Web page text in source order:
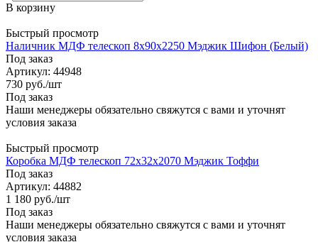
В корзину
Быстрый просмотр
Наличник МДФ телескоп 8х90х2250 Мэджик Шифон (Белый)
Под заказ
Артикул: 44948
730 руб./шт
Под заказ
Наши менеджеры обязательно свяжутся с вами и уточнят
условия заказа
Быстрый просмотр
Коробка МДФ телескоп 72х32х2070 Мэджик Тоффи
Под заказ
Артикул: 44882
1 180 руб./шт
Под заказ
Наши менеджеры обязательно свяжутся с вами и уточнят
условия заказа